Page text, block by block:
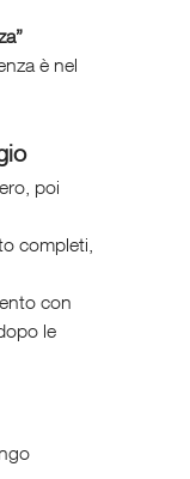
è nel
poi
completi,
con
le